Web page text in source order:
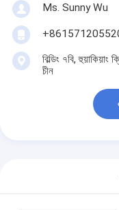
Ms. Sunny Wu
বিল্ডিং ৭বি, হুয়াকিয়াং
চীন